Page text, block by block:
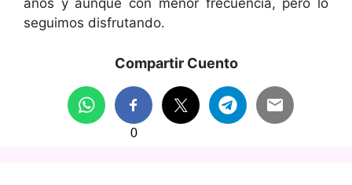
seguimos disfrutando.
Compartir Cuento
0